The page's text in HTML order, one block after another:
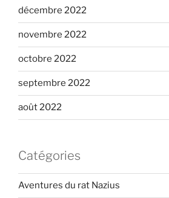
décembre 2022
novembre 2022
octobre 2022
septembre 2022
août 2022
Catégories
Aventures du rat Nazius